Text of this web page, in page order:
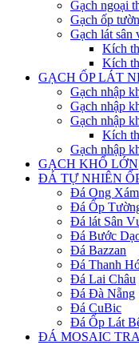
Gạch ngoại
Gạch ốp
Gạch lát sân
Kích
Kích
GẠCH ỐP LÁT
Gạch nhập
Gạch nhập
Gạch nhập
Kích
Gạch nhập
GẠCH KHỔ LỚN
ĐÁ TỰ NHIÊN
Đá Ong Xám
Đá Ốp
Đá lát Sân
Đá Bước
Đá Bazzan
Đá Thanh
Đá Lai Châu
Đá Đà Nẵng
Đá CuBic
Đá Ốp Lát
ĐÁ MOSAIC